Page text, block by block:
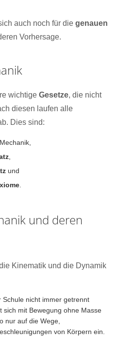
auch noch für die genauen
Vorhersage.
wichtige Gesetze, die nicht
diesen laufen alle
Dies sind:
und
und deren
Kinematik und die Dynamik
Schule nicht immer getrennt
sich mit Bewegung ohne Masse
nur auf die Wege,
von Körpern ein.